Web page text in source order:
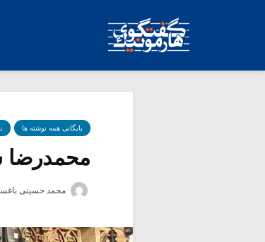
بایگانی همه نوشته ها
محمدرضا
محمد حسینی